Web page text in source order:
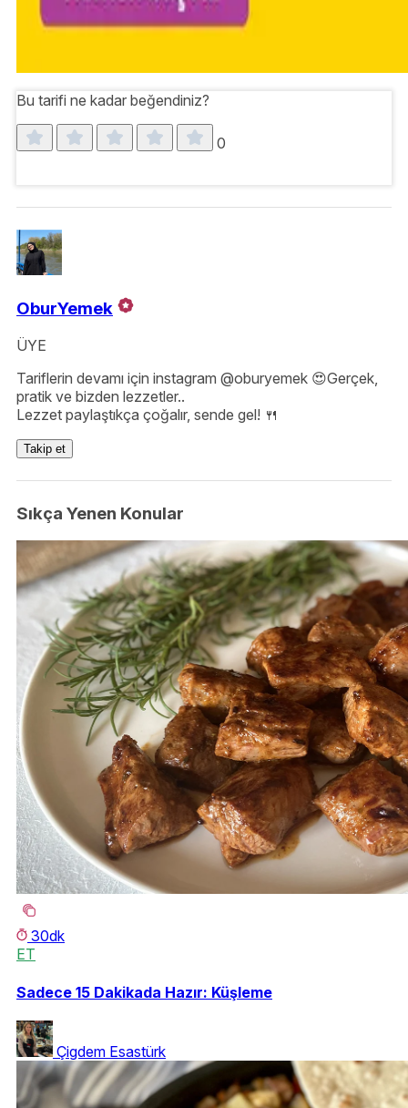
Bu tarifi ne kadar beğendiniz?
0
OburYemek
ÜYE
Tariflerin devamı için instagram @oburyemek 😍Gerçek,
pratik ve bizden lezzetler..
Lezzet paylaştıkça çoğalır, sende gel! 🍴
Takip et
Sıkça Yenen Konular
30dk
ET
Sadece 15 Dakikada Hazır: Küşleme
Çigdem Esastürk